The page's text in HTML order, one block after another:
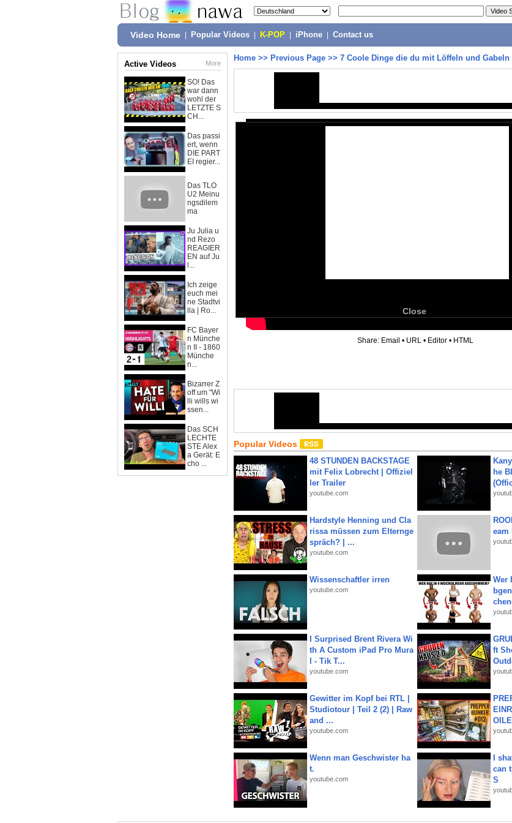
Video Home Popular Videos K-POP iPhone Contact us
Active Videos More
SO! Das
war dann
wohl der
LETZTE S
CH...
Das passi
ert, wenn
DIE PART
EI regier...
Das TLO
U2 Meinu
ngsdilem
ma
Ju Julia u
nd Rezo
REAGIER
EN auf Ju
l...
Ich zeige
euch mei
ne Stadtvi
lla | Ro...
FC Bayer
n Münche
n II - 1860
Münche
n...
Bizarrer Z
off um "Wi
lli wills wi
ssen...
Das SCH
LECHTE
STE Alex
a Gerät: E
cho ...
Home >> Previous Page >> 7 Coole Dinge die du mit Löffeln und Gabeln
Close
Share: Email • URL • Editor • HTML
Popular Videos
48 STUNDEN BACKSTAGE
mit Felix Lobrecht | Offiziel
ler Trailer
youtube.com
he
Hardstyle Henning und Cla
rissa müssen zum Elternge
spräch? | ...
youtube.com
eam
Wissenschaftler irren
youtube.com
Wer
I Surprised Brent Rivera Wi
th A Custom iPad Pro Mura
l - Tik T...
youtube.com
ft
Gewitter im Kopf bei RTL |
Studiotour | Teil 2 (2) | Raw
and ...
youtube.com
Wenn man Geschwister ha
t.
youtube.com
I
can
S